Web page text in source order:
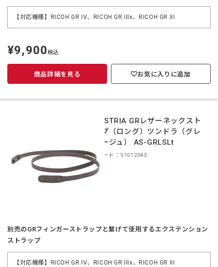
【対応機種】RICOH GR IV、RICOH GR IIIx、RICOH GR III
定
価
¥9,900税込
商品詳細を見る お気に入りに追加
INDUSTRIA GRレザーネックスト
ラップ（ロング）ツンドラ（グレ
ーベージュ） AS-GRLSLt
商品コード：S1012043
別売のGRフィンガーストラップと繋げて使用するエクステンション
ストラップ
【対応機種】RICOH GR IV、RICOH GR IIIx、RICOH GR III